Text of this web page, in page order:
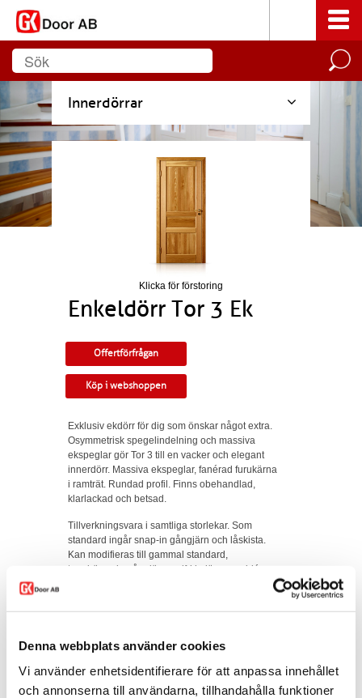
Denna webbplats använder cookies
Vi använder enhetsidentifierare för att anpassa innehållet
och annonserna till användarna, tillhandahålla funktioner
Innerdörrar
Klicka för förstoring
Enkeldörr Tor 3 Ek
Offertförfrågan
Köp i webshoppen
Exklusiv ekdörr för dig som önskar något extra.
Osymmetrisk spegelindelning och massiva
ekspeglar gör Tor 3 till en vacker och elegant
innerdörr. Massiva ekspeglar, fanérad furukärna
i ramträt. Rundad profil. Finns obehandlad,
klarlackad och betsad.
Tillverkningsvara i samtliga storlekar. Som
standard ingår snap-in gångjärn och låskista.
Kan modifieras till gammal standard,
tappbärande gångjärn, valfri kulör, egna idéer.
offertförfrågan väljer du
mått, ytbehandling,
karm
om du har
några funderingar eller särskilda önskemål.